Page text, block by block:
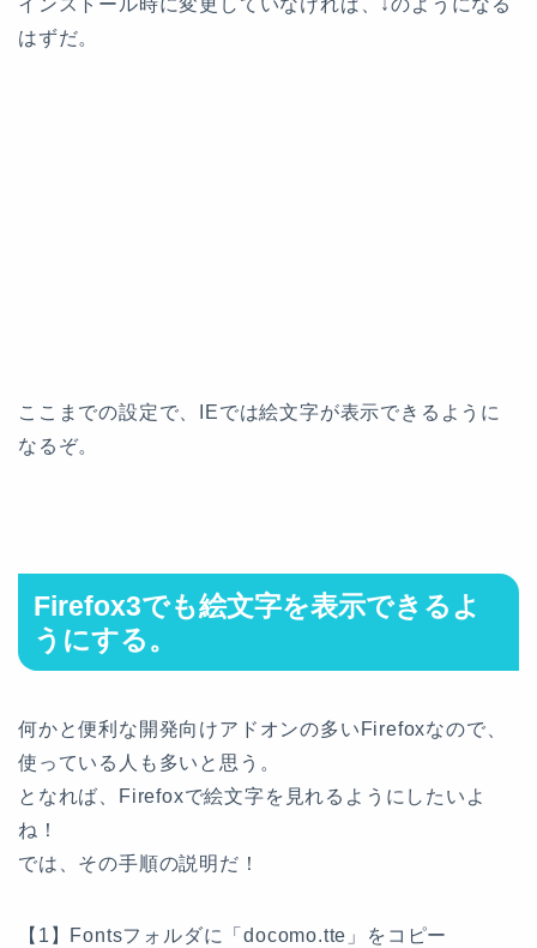
インストール時に変更していなければ、↓のようになる
はずだ。
ここまでの設定で、IEでは絵文字が表示できるように
なるぞ。
Firefox3でも絵文字を表示できるよ
うにする。
何かと便利な開発向けアドオンの多いFirefoxなので、
使っている人も多いと思う。
となれば、Firefoxで絵文字を見れるようにしたいよ
ね！
では、その手順の説明だ！
【1】Fontsフォルダに「docomo.tte」をコピー